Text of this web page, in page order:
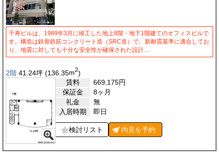
千寿ビルは、1989年3月に竣工した地上8階・地下1階建てのオフィスビルで
す。構造は鉄骨鉄筋コンクリート造（SRC造）で、新耐震基準に適合してお
り、地震に対しても十分な安全性が確保された設計…
2階 41.24坪 (136.35m2)
賃料
669,175円
保証金
8ヶ月
礼金
無
入居時期
即日
検討リスト 内見を予約